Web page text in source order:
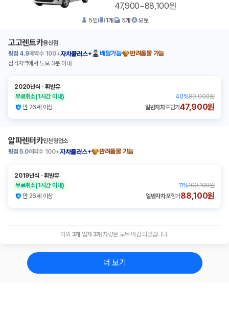
47,900~88,100원
5인 1개 5개 오토
고고렌트카용산점
평점 4.9예약수 100+자차플러스+ 배달가능
반려동물 가능
삼각지역에서 도보 3분 이내
2020년식 ㆍ휘발유
무료취소(1시간 이내) 40%80,000원
만 26세 이상
일반자차포함가47,900원
알파렌터카인천영업소
평점 5.0예약수 100+자차플러스+ 반려동물 가능
2019년식 ㆍ휘발유
무료취소(1시간 이내) 11 %100,100원
만 26세 이상
일반자차포함가88,100원
이외 3개 업체3개 차량은 모두 마감 되었습니다.
더 보기